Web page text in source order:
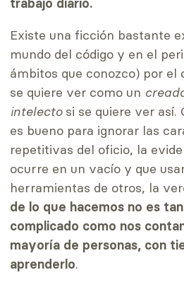
Existe una ficción bastante
mundo del código y en el
ámbitos que conozco) por el
se quiere ver como un
intelectosi se quiere ver así.
es bueno para ignorar las
repetitivas del oficio, la
ocurre en un vacío y que
herramientas de otros, la
de lo que hacemos no es
complicado como nos
mayoría de personas, con
aprenderlo.